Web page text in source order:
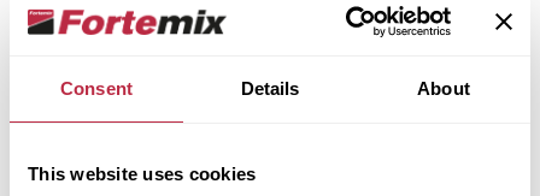
Consent Details About
This website uses cookies
Dlažba Fortelock
Proč Fortelock?
Nástroje